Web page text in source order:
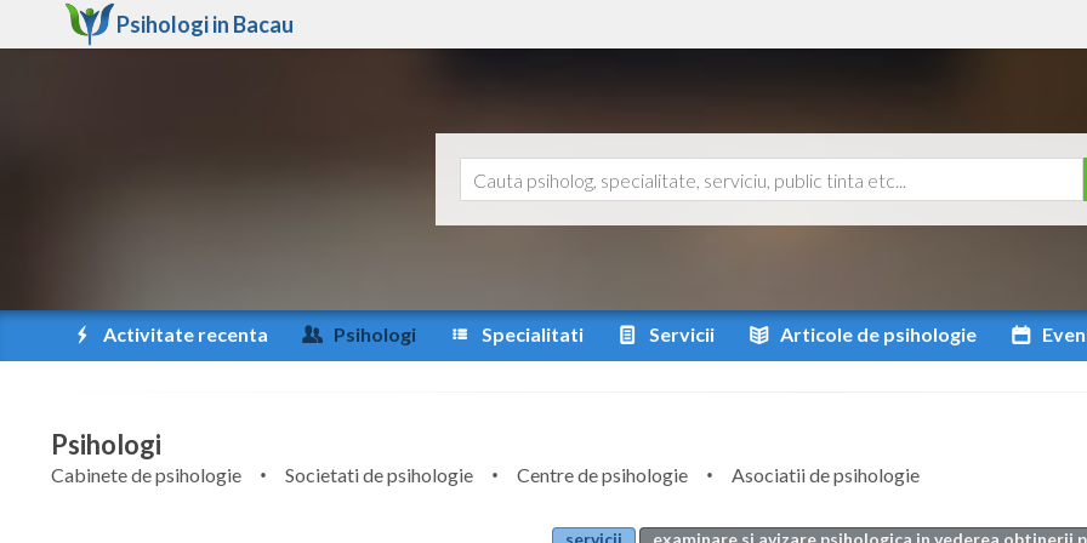
Psihologi in Bacau
Activitate recenta Psihologi Specialitati Servicii Articole de psihologie
Psihologi
Cabinete de psihologie Societati de psihologie Centre de psihologie
Asociatii de psihologie
servicii
examinare si avizare psihologica in vederea obtinerii